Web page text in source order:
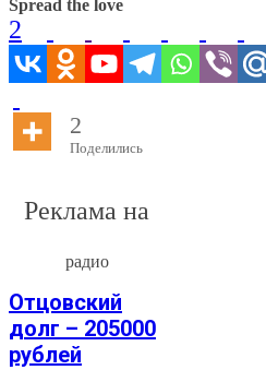
Spread the love
2
2
Поделились
Реклама на
радио
Отцовский
долг – 205000
рублей